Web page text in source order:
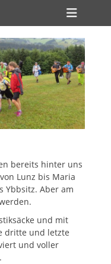
bereits hinter uns
Lunz bis Maria
Ybbsitz. Aber am
und mit
dritte und letzte
und voller